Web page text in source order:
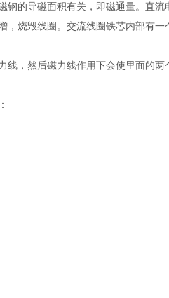
钢的导磁面积有关，即磁通量。直
，烧毁线圈。交流线圈铁芯内部有
线，然后磁力线作用下会使里面的